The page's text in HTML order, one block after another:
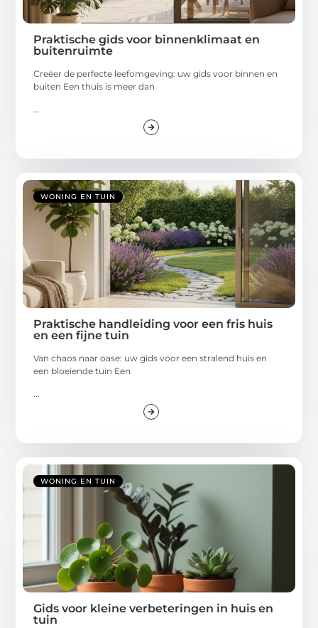
Praktische gids voor binnenklimaat en
buitenruimte
Creëer de perfecte leefomgeving: uw gids voor binnen en
buiten Een thuis is meer dan
...
WONING EN TUIN
Praktische handleiding voor een fris huis
en een fijne tuin
Van chaos naar oase: uw gids voor een stralend huis en
een bloeiende tuin Een
...
WONING EN TUIN
Gids voor kleine verbeteringen in huis en
tuin